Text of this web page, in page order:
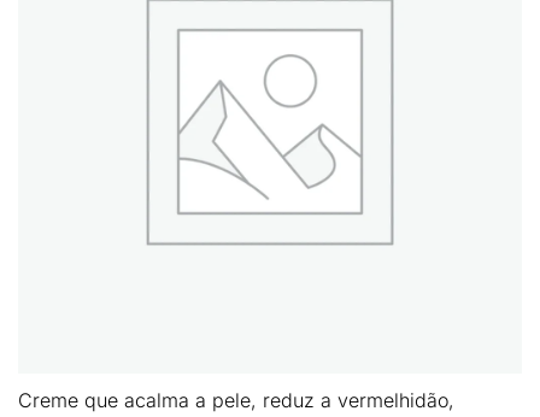
Creme que acalma a pele, reduz a vermelhidão,